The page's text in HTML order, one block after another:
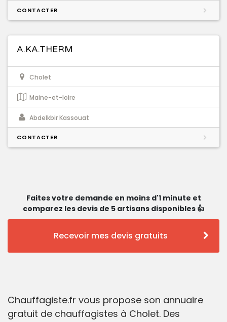
CONTACTER
A.KA.THERM
Cholet
Maine-et-loire
Abdelkbir Kassouat
CONTACTER
Faites votre demande en moins d'1 minute et
comparez les devis de 5 artisans disponibles 👍
Recevoir mes devis gratuits
Chauffagiste.fr vous propose son annuaire
gratuit de chauffagistes à Cholet. Des